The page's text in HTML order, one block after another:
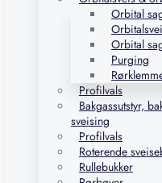
Orbital
Orbital
Purging
Profilvals
Bakgassutstyr,
sveising
Profilvals
Roterende
Rullebukker